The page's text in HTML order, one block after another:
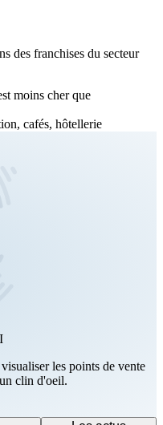
des franchises du secteur
moins cher que
cafés, hôtellerie
les points de vente
clin d'oeil.